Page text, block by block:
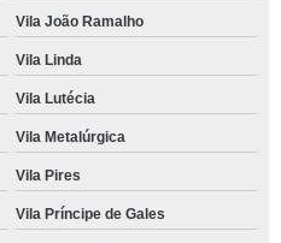
Vila João Ramalho
Vila Linda
Vila Lutécia
Vila Metalúrgica
Vila Pires
Vila Príncipe de Gales